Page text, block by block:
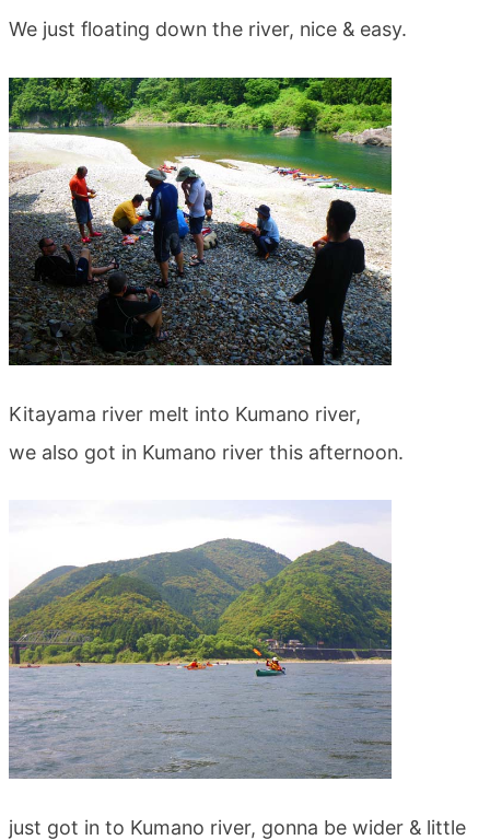
We just floating down the river, nice & easy.
Kitayama river melt into Kumano river,
we also got in Kumano river this afternoon.
just got in to Kumano river, gonna be wider & little